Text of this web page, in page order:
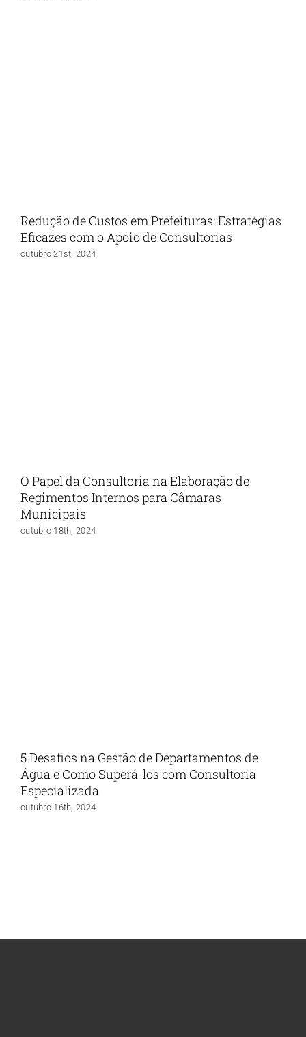
Redução de Custos em Prefeituras: Estratégias
Eficazes com o Apoio de Consultorias
outubro 21st, 2024
O Papel da Consultoria na Elaboração de
Regimentos Internos para Câmaras
Municipais
outubro 18th, 2024
5 Desafios na Gestão de Departamentos de
Água e Como Superá-los com Consultoria
Especializada
outubro 16th, 2024